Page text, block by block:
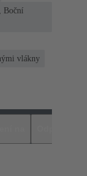
Boční
vlákny